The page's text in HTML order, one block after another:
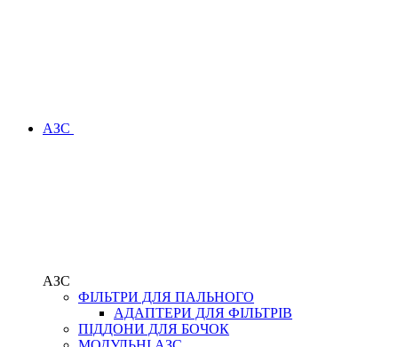
АЗС
АЗС
ФІЛЬТРИ ДЛЯ ПАЛЬНОГО
АДАПТЕРИ ДЛЯ ФІЛЬТРІВ
ПІДДОНИ ДЛЯ БОЧОК